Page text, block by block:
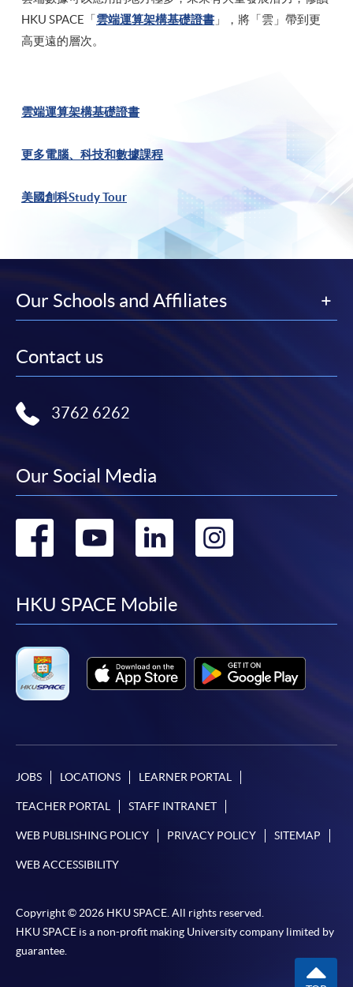
HKU SPACE「雲端運算架構基礎證書 」，將「雲」帶到更
高更遠的層次。
雲端運算架構基礎證書
更多電腦、科技和數據課程
美國創科Study Tour
Our Schools and Affiliates
Contact us
3762 6262
Our Social Media
Go
facebook
Go
youtube
Go
linkedin
Go
HKU SPACE Mobile
JOBS LOCATIONS LEARNER PORTAL
TEACHER PORTAL STAFF INTRANET
WEB PUBLISHING POLICY PRIVACY POLICY SITEMAP
WEB ACCESSIBILITY
Copyright © 2026 HKU SPACE. All rights reserved.
HKU SPACE is a non-profit making University company limited by
guarantee.